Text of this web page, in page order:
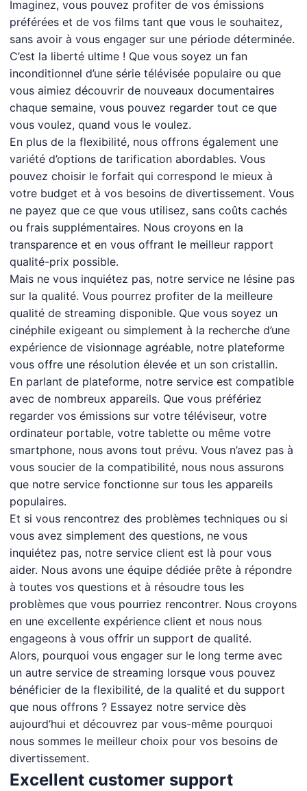
Imaginez, vous pouvez profiter de vos émissions
préférées et de vos films tant que vous le souhaitez,
sans avoir à vous engager sur une période déterminée.
C’est la liberté ultime ! Que vous soyez un fan
inconditionnel d’une série télévisée populaire ou que
vous aimiez découvrir de nouveaux documentaires
chaque semaine, vous pouvez regarder tout ce que
vous voulez, quand vous le voulez.
En plus de la flexibilité, nous offrons également une
variété d’options de tarification abordables. Vous
pouvez choisir le forfait qui correspond le mieux à
votre budget et à vos besoins de divertissement. Vous
ne payez que ce que vous utilisez, sans coûts cachés
ou frais supplémentaires. Nous croyons en la
transparence et en vous offrant le meilleur rapport
qualité-prix possible.
Mais ne vous inquiétez pas, notre service ne lésine pas
sur la qualité. Vous pourrez profiter de la meilleure
qualité de streaming disponible. Que vous soyez un
cinéphile exigeant ou simplement à la recherche d’une
expérience de visionnage agréable, notre plateforme
vous offre une résolution élevée et un son cristallin.
En parlant de plateforme, notre service est compatible
avec de nombreux appareils. Que vous préfériez
regarder vos émissions sur votre téléviseur, votre
ordinateur portable, votre tablette ou même votre
smartphone, nous avons tout prévu. Vous n’avez pas à
vous soucier de la compatibilité, nous nous assurons
que notre service fonctionne sur tous les appareils
populaires.
Et si vous rencontrez des problèmes techniques ou si
vous avez simplement des questions, ne vous
inquiétez pas, notre service client est là pour vous
aider. Nous avons une équipe dédiée prête à répondre
à toutes vos questions et à résoudre tous les
problèmes que vous pourriez rencontrer. Nous croyons
en une excellente expérience client et nous nous
engageons à vous offrir un support de qualité.
Alors, pourquoi vous engager sur le long terme avec
un autre service de streaming lorsque vous pouvez
bénéficier de la flexibilité, de la qualité et du support
que nous offrons ? Essayez notre service dès
aujourd’hui et découvrez par vous-même pourquoi
nous sommes le meilleur choix pour vos besoins de
divertissement.
Excellent customer support